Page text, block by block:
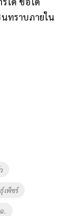
ทราบภายใน
เพ็ชร์
.